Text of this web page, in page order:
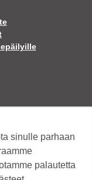
sinulle parhaan
palautetta